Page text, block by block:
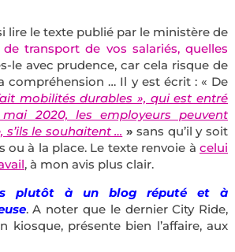
lire le texte publié par le ministère de
de transport de vos salariés, quelles
le avec prudence, car cela risque de
compréhension … Il y est écrit : « De
mobilités durables », qui est entré
2020, les employeurs peuvent
le souhaitent … »sans qu’il y soit
ou à la place. Le texte renvoie àcelui
, à mon avis plus clair.
plutôt à un blog réputé et à
. A noter que le dernier City Ride,
kiosque, présente bien l’affaire, aux